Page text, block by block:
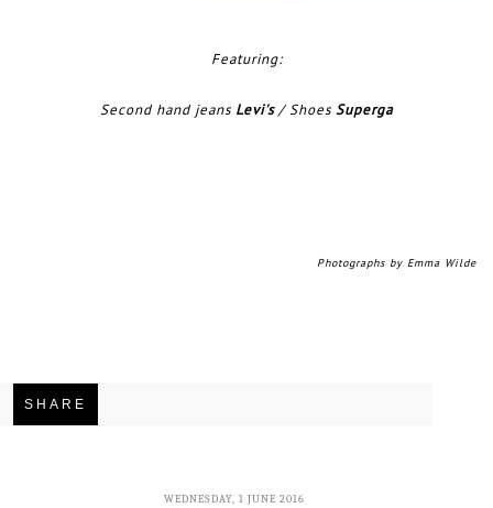
Featuring:
Second hand jeans Levi's/ ShoesSuperga
Photographs by Emma Wilde
SHARE
WEDNESDAY, 1 JUNE 2016